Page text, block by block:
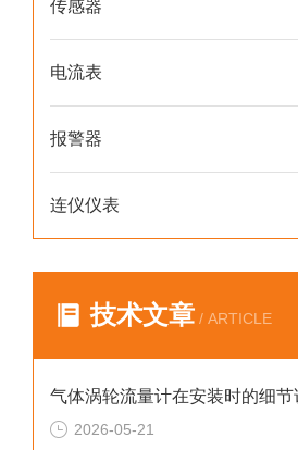
传感器
电流表
报警器
连仪仪表
技术文章 / ARTICLE
气体涡轮流量计在安装时的细节
2026-05-21